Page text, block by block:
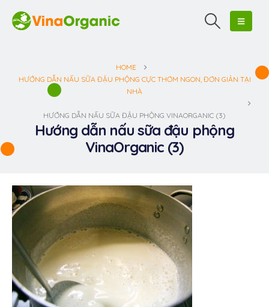
HOME
HƯỚNG DẪN NẤU SỮA ĐẬU PHỘNG CỰC THƠM NGON, ĐƠN GIẢN TẠI
NHÀ
HƯỚNG DẪN NẤU SỮA ĐẬU PHỘNG VINAORGANIC (3)
Hướng dẫn nấu sữa đậu phộng
VinaOrganic (3)